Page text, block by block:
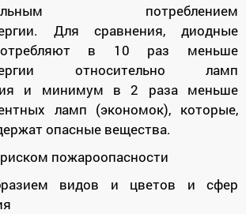
потреблением
Для сравнения, диодные
в 10 раз меньше
относительно ламп
и минимум в 2 раза меньше
ламп (экономок), которые,
опасные вещества.
пожароопасности
видов и цветов и сфер